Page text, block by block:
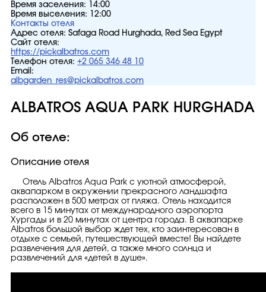
Время заселения:
14:00
Время выселения:
12:00
Контакты отеля
Адрес отеля: Safaga Road Hurghada, Red Sea Egypt
Сайт отеля:
https://pickalbatros.com
Телефон отеля: +2 065 346 48 10
Email:
albgarden_res@pickalbatros.com
ALBATROS AQUA PARK HURGHADA
Об отеле:
Описание отеля
Отель Albatros Aqua Park с уютной атмосферой,
аквапарком в окружении прекрасного ландшафта
расположен в 500 метрах от пляжа. Отель находится
всего в 15 минутах от международного аэропорта
Хургады и в 20 минутах от центра города. В аквапарке
Albatros большой выбор ждет тех, кто заинтересован в
отдыхе с семьей, путешествующей вместе! Вы найдете
развлечения для детей, а также много солнца и
развлечений для «детей в душе».